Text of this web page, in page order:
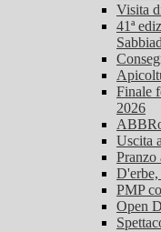
Visita
41ª
Finale
2026
Uscita
D'erbe,
PMP
Open